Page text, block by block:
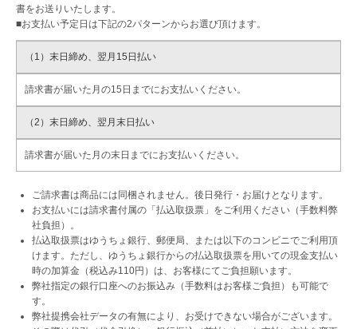
書をお送りいたします。
■お支払い予定日は下記の2パターンからお選び頂けます。
（1）末日締め、翌月15日払い
請求書が届いた 月の15日までにお支払いください。
（2）末日締め、翌月末日払い
請求書が届いた 月の末日までにお支払いください。
ご請求書は商品には同梱されません。後日発行・お届けとなります。
お支払いには請求書付属の「払込取扱票」をご利用ください（手数料弊
社負担）。
払込取扱票はゆうちょ銀行、郵便局、または以下のコンビニでご利用頂
けます。ただし、ゆうちょ銀行からの払込取扱票を用いての現金支払い
時の加算金（税込み110円）は、お客様にてご負担願います。
弊社指定の銀行口座へのお振込み（手数料はお客様ご負担）も可能で
す。
弊社提携会社データの有無により、お受けできない場合がございます。